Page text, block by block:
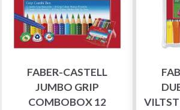
FABER-CASTELL
JUMBO GRIP
COMBOBOX 12